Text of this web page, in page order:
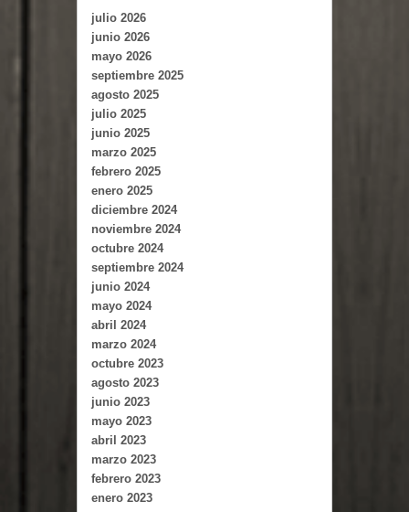
julio 2026
junio 2026
mayo 2026
septiembre 2025
agosto 2025
julio 2025
junio 2025
marzo 2025
febrero 2025
enero 2025
diciembre 2024
noviembre 2024
octubre 2024
septiembre 2024
junio 2024
mayo 2024
abril 2024
marzo 2024
octubre 2023
agosto 2023
junio 2023
mayo 2023
abril 2023
marzo 2023
febrero 2023
enero 2023